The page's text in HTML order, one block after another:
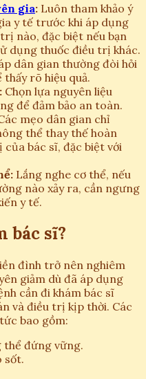
gia: Luôn tham khảo ý
y tế trước khi áp dụng
nào, đặc biệt nếu bạn
dụng thuốc điều trị khác.
dân gian thường đòi hỏi
rõ hiệu quả.
Chọn lựa nguyên liệu
để đảm bảo an toàn.
mẹo dân gian chỉ
thể thay thế hoàn
bác sĩ, đặc biệt với
Lắng nghe cơ thể, nếu
nào xảy ra, cần ngưng
y tế.
bác sĩ?
đình trở nên nghiêm
giảm dù đã áp dụng
cần đi khám bác sĩ
và điều trị kịp thời. Các
bao gồm:
thể đứng vững.
sốt.